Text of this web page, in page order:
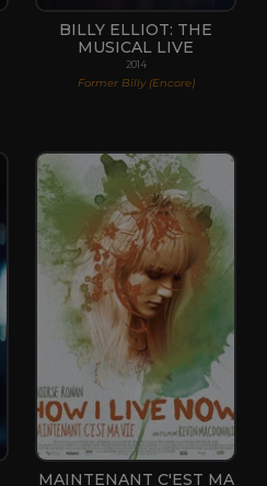
BILLY ELLIOT: THE
MUSICAL LIVE
2014
Former Billy (Encore)
MAINTENANT C'EST MA